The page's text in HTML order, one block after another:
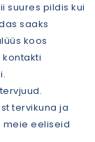
suures pildis kui
saaks
koos
tervikuna ja
meie eeliseid